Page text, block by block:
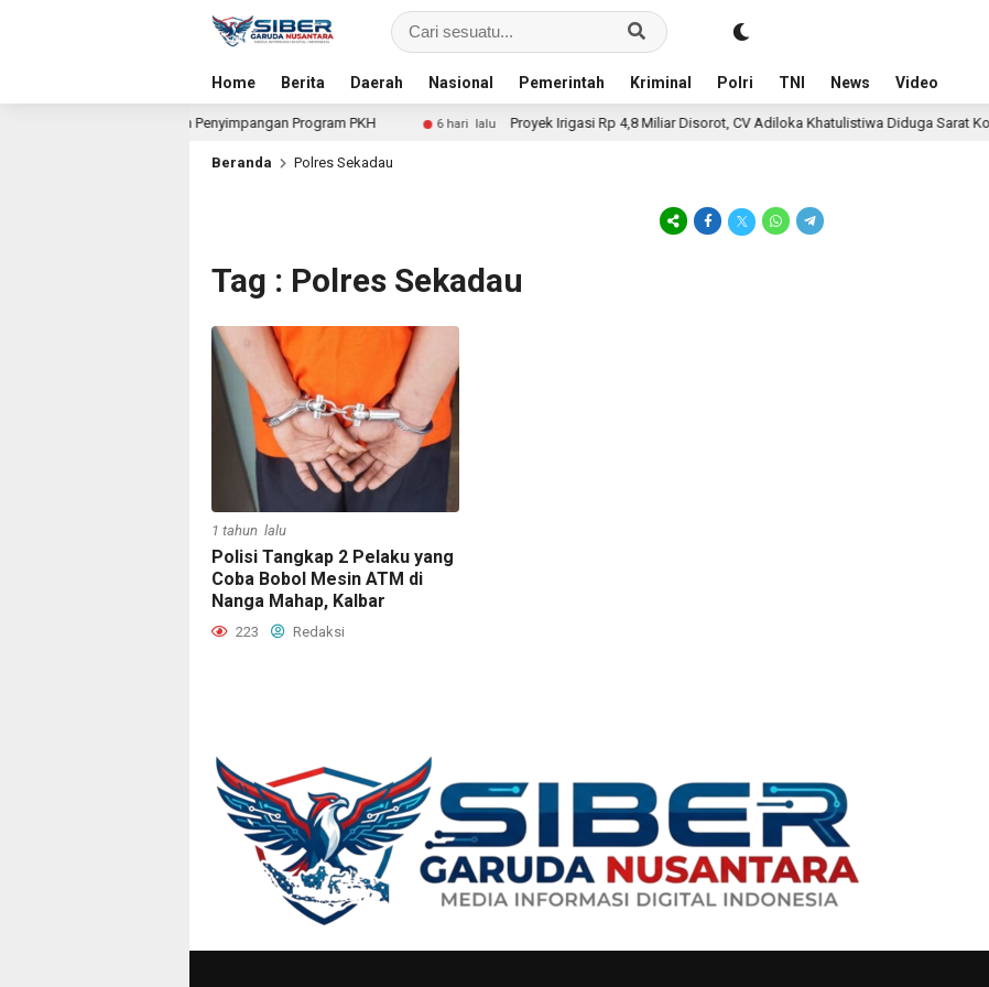
Home Berita Daerah Nasional Pemerintah Kriminal Polri TNI News Video
untuk Dalami Dugaan Penyimpangan Program PKH 6 hari lalu Proyek Irigasi Rp 4,8 Miliar Disorot, CV Adiloka Khatulistiwa Diduga Sarat Korupsi
Beranda Polres Sekadau
Tag : Polres Sekadau
1 tahun lalu
Polisi Tangkap 2 Pelaku yang
Coba Bobol Mesin ATM di
Nanga Mahap, Kalbar
223 Redaksi